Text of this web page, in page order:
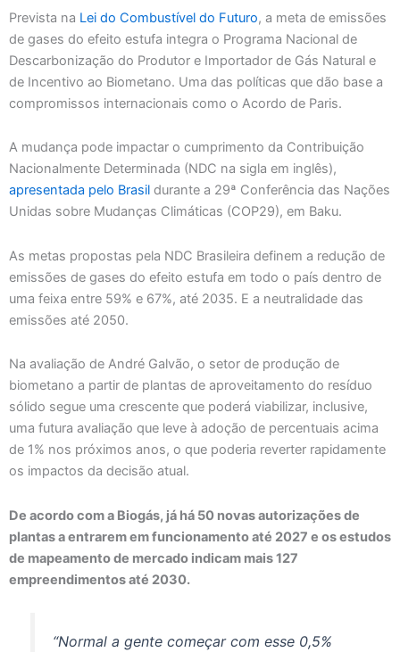
Prevista na Lei do Combustível do Futuro, a meta de emissões
de gases do efeito estufa integra o Programa Nacional de
Descarbonização do Produtor e Importador de Gás Natural e
de Incentivo ao Biometano. Uma das políticas que dão base a
compromissos internacionais como o Acordo de Paris.
A mudança pode impactar o cumprimento da Contribuição
Nacionalmente Determinada (NDC na sigla em inglês),
apresentada pelo Brasil durante a 29ª Conferência das Nações
Unidas sobre Mudanças Climáticas (COP29), em Baku.
As metas propostas pela NDC Brasileira definem a redução de
emissões de gases do efeito estufa em todo o país dentro de
uma feixa entre 59% e 67%, até 2035. E a neutralidade das
emissões até 2050.
Na avaliação de André Galvão, o setor de produção de
biometano a partir de plantas de aproveitamento do resíduo
sólido segue uma crescente que poderá viabilizar, inclusive,
uma futura avaliação que leve à adoção de percentuais acima
de 1% nos próximos anos, o que poderia reverter rapidamente
os impactos da decisão atual.
De acordo com a Biogás, já há 50 novas autorizações de
plantas a entrarem em funcionamento até 2027 e os estudos
de mapeamento de mercado indicam mais 127
empreendimentos até 2030.
“Normal a gente começar com esse 0,5%